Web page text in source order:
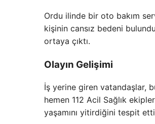
Ordu ilinde bir oto bakım
kişinin cansız bedeni
ortaya çıktı.
Olayın Gelişimi
İş yerine giren vatandaşlar,
hemen 112 Acil Sağlık
yaşamını yitirdiğini tespit